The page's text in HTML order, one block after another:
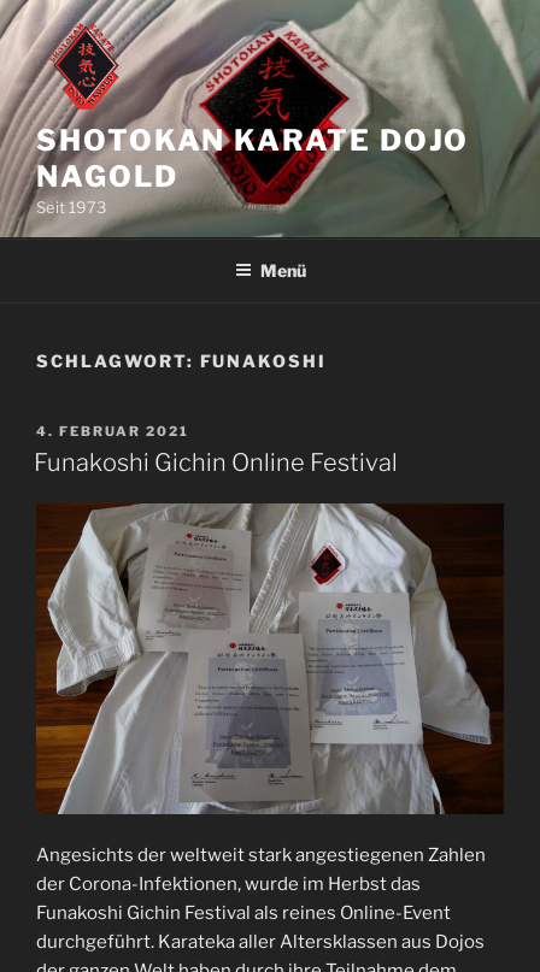
Zum
Inhalt
springen
SHOTOKAN KARATE DOJO
NAGOLD
Seit 1973
Menü
SCHLAGWORT: FUNAKOSHI
VERÖFFENTLICHT
AM
4. FEBRUAR 2021
Funakoshi Gichin Online Festival
Angesichts der weltweit stark angestiegenen Zahlen
der Corona-Infektionen, wurde im Herbst das
Funakoshi Gichin Festival als reines Online-Event
durchgeführt. Karateka aller Altersklassen aus Dojos